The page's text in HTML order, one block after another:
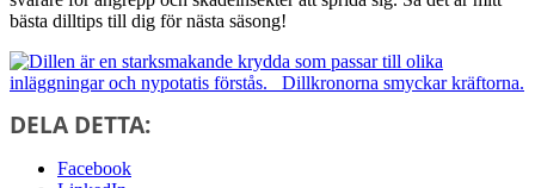
bästa dilltips till dig för nästa säsong!
DELA DETTA:
Facebook